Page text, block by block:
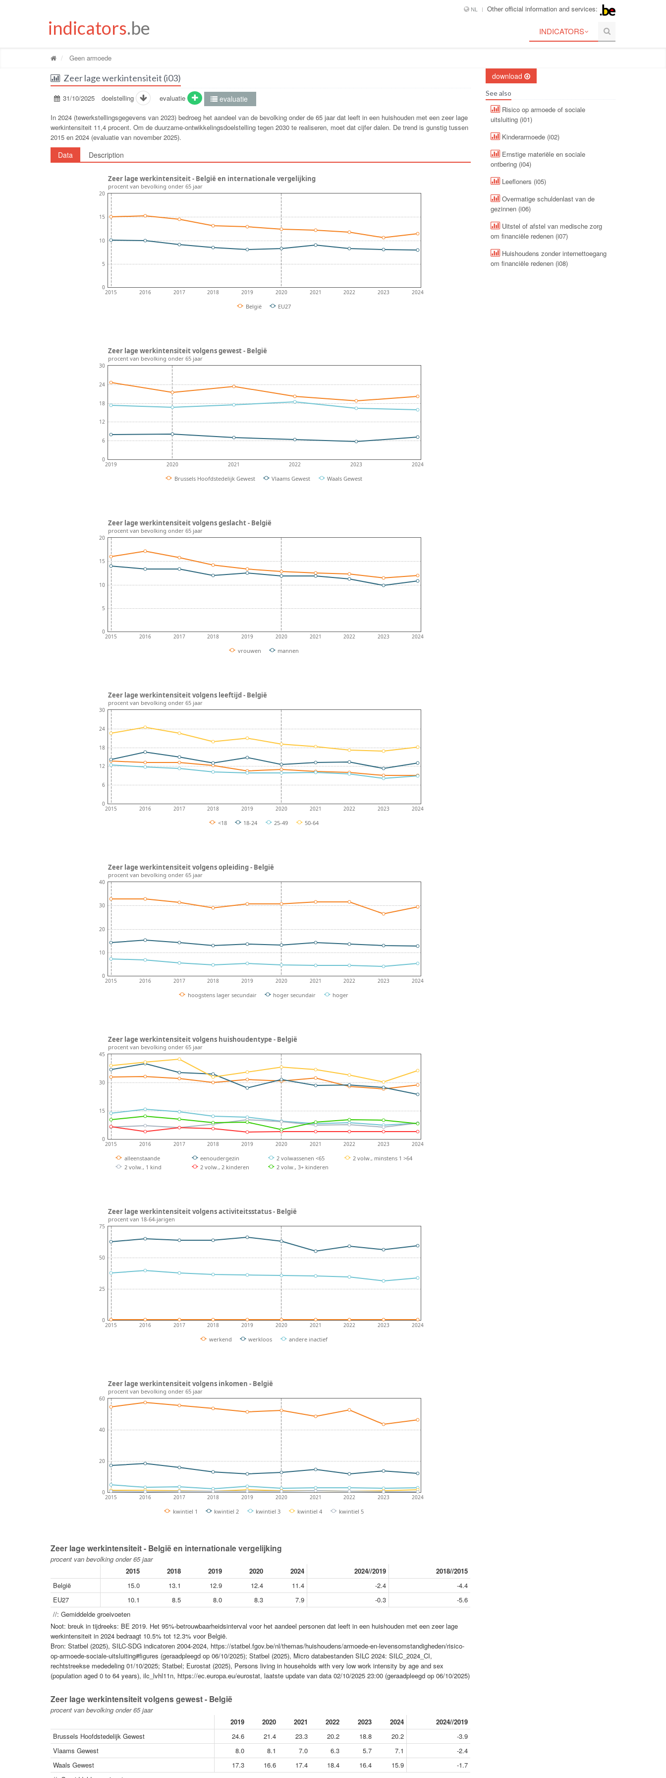
NL Other official information and services:
indicators.be INDICATORS
Geen armoede
Zeer lage werkintensiteit (i03)
31/10/2025 doelstelling evaluatie evaluatie
In 2024 (tewerkstellingsgegevens van 2023) bedroeg het aandeel van de bevolking onder de 65 jaar dat leeft in een huishouden met een zeer lage
werkintensiteit 11,4 procent. Om de duurzame-ontwikkelingsdoelstelling tegen 2030 te realiseren, moet dat cijfer dalen. De trend is gunstig tussen
2015 en 2024 (evaluatie van november 2025).
Data Description
2015 2016 2017 2018 2019 2020 2021 2022 2023 2024
0
5
10
15
20
België EU27
Zeer lage werkintensiteit - België en internationale vergelijking
procent van bevolking onder 65 jaar
2019 2020 2021 2022 2023 2024
0
6
12
18
24
30
Brussels Hoofdstedelijk Gewest Vlaams Gewest Waals Gewest
Zeer lage werkintensiteit volgens gewest - België
procent van bevolking onder 65 jaar
2015 2016 2017 2018 2019 2020 2021 2022 2023 2024
0
5
10
15
20
vrouwen mannen
Zeer lage werkintensiteit volgens geslacht - België
procent van bevolking onder 65 jaar
2015 2016 2017 2018 2019 2020 2021 2022 2023 2024
0
6
12
18
24
30
<18 18-24 25-49 50-64
Zeer lage werkintensiteit volgens leeftijd - België
procent van bevolking onder 65 jaar
2015 2016 2017 2018 2019 2020 2021 2022 2023 2024
0
10
20
30
40
hoogstens lager secundair hoger secundair hoger
Zeer lage werkintensiteit volgens opleiding - België
procent van bevolking onder 65 jaar
2015 2016 2017 2018 2019 2020 2021 2022 2023 2024
0
15
30
45
alleenstaande eenoudergezin 2 volwassenen <65
2 volw., minstens 1 >64
2 volw., 1 kind
2 volw., 2 kinderen 2 volw., 3+ kinderen
Zeer lage werkintensiteit volgens huishoudentype - België
procent van bevolking onder 65 jaar
2015 2016 2017 2018 2019 2020 2021 2022 2023 2024
0
25
50
75
werkend werkloos andere inactief
Zeer lage werkintensiteit volgens activiteitsstatus - België
procent van 18-64-jarigen
2015 2016 2017 2018 2019 2020 2021 2022 2023 2024
0
20
40
60
kwintiel 1 kwintiel 2 kwintiel 3 kwintiel 4 kwintiel 5
Zeer lage werkintensiteit volgens inkomen - België
procent van bevolking onder 65 jaar
Zeer lage werkintensiteit - België en internationale vergelijking
procent van bevolking onder 65 jaar
2015
2018 2019 2020 2024 2024//2019
2018//2015
België
15.0 13.1 12.9 12.4 11.4 -2.4
-4.4
EU27
10.1 8.5 8.0 8.3 7.9 -0.3
-5.6
//: Gemiddelde groeivoeten
Noot: breuk in tijdreeks: BE 2019. Het 95%-betrouwbaarheidsinterval voor het aandeel personen dat leeft in een huishouden met een zeer lage
werkintensiteit in 2024 bedraagt 10.5% tot 12.3% voor België.
Bron: Statbel (2025), SILC-SDG indicatoren 2004-2024, https://statbel.fgov.be/nl/themas/huishoudens/armoede-en-levensomstandigheden/risico-
op-armoede-sociale-uitsluiting#figures (geraadpleegd op 06/10/2025); Statbel (2025), Micro databestanden SILC 2024: SILC_2024_CI,
rechtstreekse mededeling 01/10/2025; Statbel; Eurostat (2025), Persons living in households with very low work intensity by age and sex
(population aged 0 to 64 years), ilc_lvhl11n, https://ec.europa.eu/eurostat, laatste update van data 02/10/2025 23:00 (geraadpleegd op 06/10/2025)
Zeer lage werkintensiteit volgens gewest - België
procent van bevolking onder 65 jaar
2019
2020 2021 2022 2023 2024
2024//2019
Brussels Hoofdstedelijk Gewest
24.6 21.4 23.3 20.2 18.8 20.2
-3.9
Vlaams Gewest
8.0 8.1 7.0 6.3 5.7 7.1
-2.4
Waals Gewest
17.3 16.6 17.4 18.4 16.4 15.9
-1.7
download
See also
Risico op armoede of sociale
uitsluiting (i01)
Kinderarmoede (i02)
Ernstige materiële en sociale
ontbering (i04)
Leefloners (i05)
Overmatige schuldenlast van de
gezinnen (i06)
Uitstel of afstel van medische zorg
om financiële redenen (i07)
Huishoudens zonder internettoegang
om financiële redenen (i08)